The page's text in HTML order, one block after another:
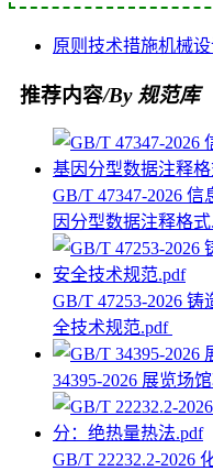
原则 技术措施机械
推荐内容/By 规范库
GB/T 47347-2026
因分型数据注释格
GB/T 47253-2026
全技术规范.pdf
34395-2026 展览场
GB/T 22232.2-2026